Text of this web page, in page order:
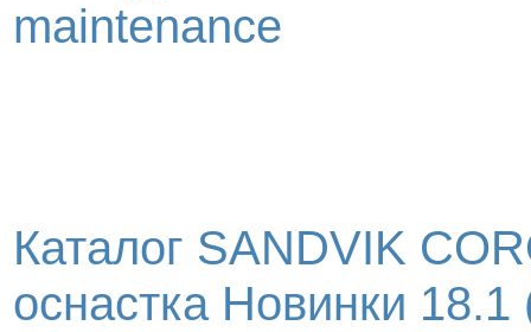
maintenance
Каталог SANDVIK
оснастка Новинки 18.1